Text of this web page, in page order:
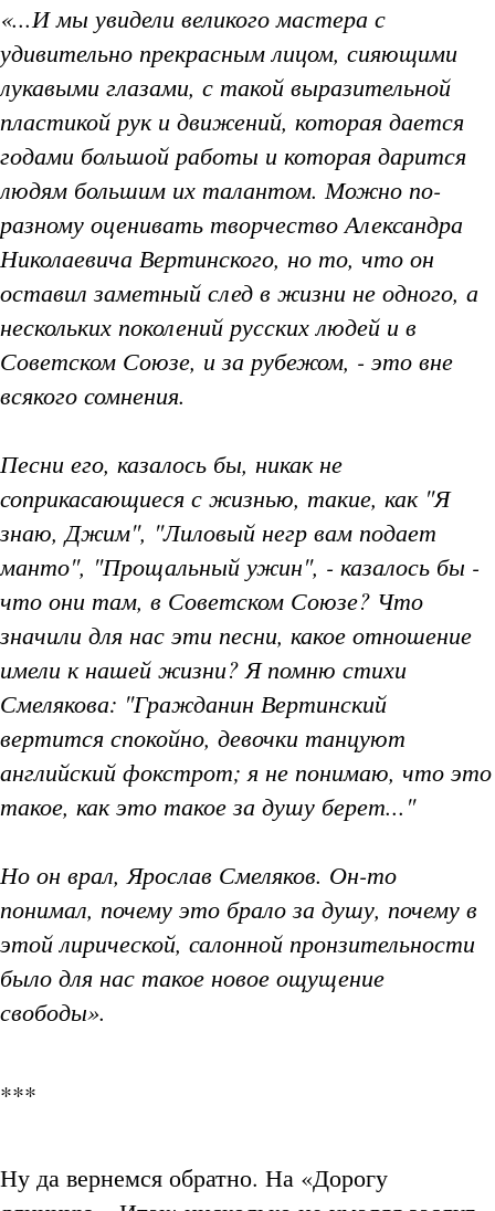
«...И мы увидели великого мастера с
удивительно прекрасным лицом, сияющими
лукавыми глазами, с такой выразительной
пластикой рук и движений, которая дается
годами большой работы и которая дарится
людям большим их талантом. Можно по-
разному оценивать творчество Александра
Николаевича Вертинского, но то, что он
оставил заметный след в жизни не одного, а
нескольких поколений русских людей и в
Советском Союзе, и за рубежом, - это вне
всякого сомнения.
Песни его, казалось бы, никак не
соприкасающиеся с жизнью, такие, как "Я
знаю, Джим", "Лиловый негр вам подает
манто", "Прощальный ужин", - казалось бы -
что они там, в Советском Союзе? Что
значили для нас эти песни, какое отношение
имели к нашей жизни? Я помню стихи
Смелякова: "Гражданин Вертинский
вертится спокойно, девочки танцуют
английский фокстрот; я не понимаю, что это
такое, как это такое за душу берет..."
Но он врал, Ярослав Смеляков. Он-то
понимал, почему это брало за душу, почему в
этой лирической, салонной пронзительности
было для нас такое новое ощущение
свободы».
***
Ну да вернемся обратно. На «Дорогу